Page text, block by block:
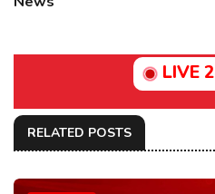
LIVE
RELATED POSTS